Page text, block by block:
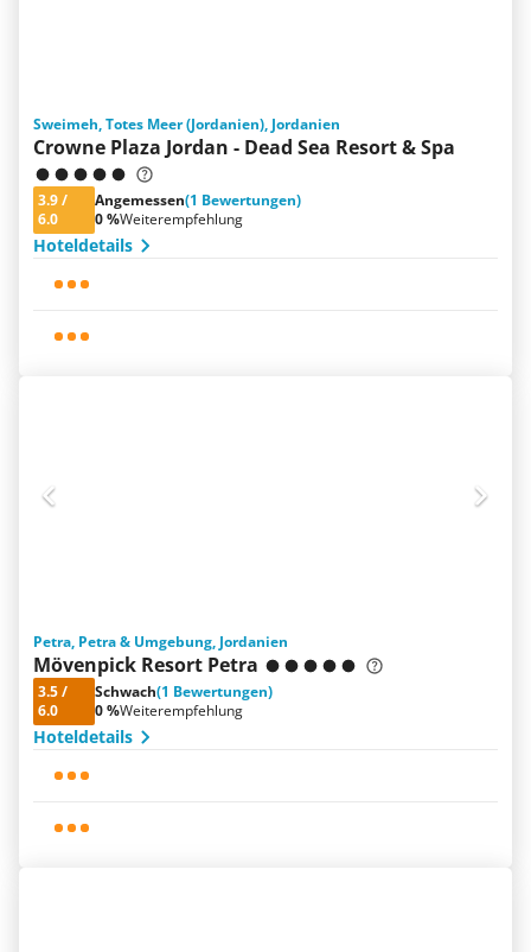
Sweimeh, Totes Meer (Jordanien), Jordanien
Crowne Plaza Jordan - Dead Sea Resort & Spa
3.9/
6.0
Angemessen(1 Bewertungen)
0 %Weiterempfehlung
Hoteldetails
Petra, Petra & Umgebung, Jordanien
Mövenpick Resort Petra
3.5/
6.0
Schwach(1 Bewertungen)
0 %Weiterempfehlung
Hoteldetails